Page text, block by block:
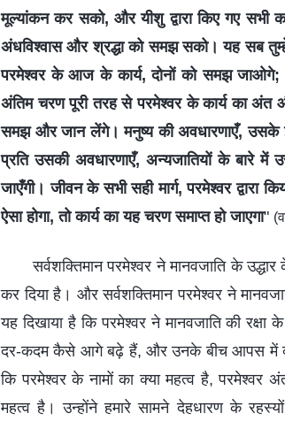
मूल्यांकन कर सको, और यीशु द्वारा किए गए सभी
अंधविश्वास और श्रद्धा को समझ सको। यह सब
परमेश्वर के आज के कार्य, दोनों को समझ
अंतिम चरण पूरी तरह से परमेश्वर के कार्य का अंत
समझ और जान लेंगे। मनुष्य की अवधारणाएँ, उसके
प्रति उसकी अवधारणाएँ, अन्यजातियों के बारे
जाएँगी। जीवन के सभी सही मार्ग, परमेश्वर
ऐसा होगा, तो कार्य का यह चरण समाप्त हो जाएगा"
सर्वशक्तिमान परमेश्वर ने मानवजाति के
कर दिया है। और सर्वशक्तिमान परमेश्वर ने
यह दिखाया है कि परमेश्वर ने मानवजाति की
दर-कदम कैसे आगे बढ़े हैं, और उनके बीच आपस में
कि परमेश्वर के नामों का क्या महत्व है, परमेश्वर
महत्व है। उन्होंने हमारे सामने देहधारण के